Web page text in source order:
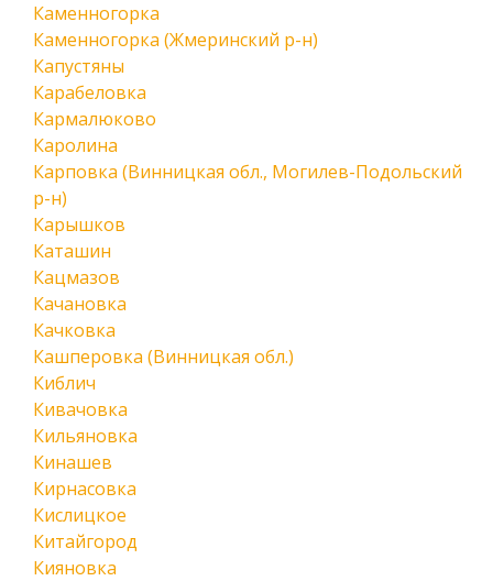
Каменногорка
Каменногорка (Жмеринский р-н)
Капустяны
Карабеловка
Кармалюково
Каролина
Карповка (Винницкая обл., Могилев-Подольский
р-н)
Карышков
Каташин
Кацмазов
Качановка
Качковка
Кашперовка (Винницкая обл.)
Киблич
Кивачовка
Кильяновка
Кинашев
Кирнасовка
Кислицкое
Китайгород
Кияновка